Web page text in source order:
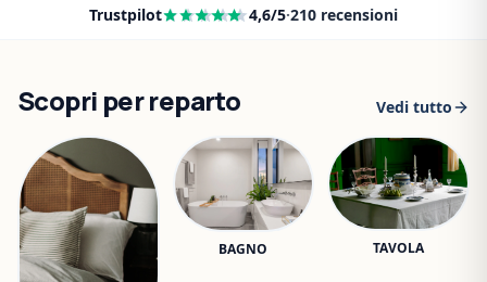
Trustpilot 4,6/5·210 recensioni
Scopri per reparto Vedi tutto
BAGNO TAVOLA